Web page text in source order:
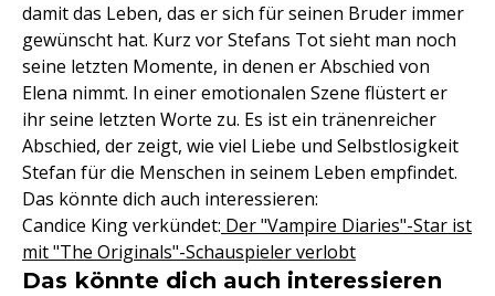
damit das Leben, das er sich für seinen Bruder immer
gewünscht hat. Kurz vor Stefans Tot sieht man noch
seine letzten Momente, in denen er Abschied von
Elena nimmt. In einer emotionalen Szene flüstert er
ihr seine letzten Worte zu. Es ist ein tränenreicher
Abschied, der zeigt, wie viel Liebe und Selbstlosigkeit
Stefan für die Menschen in seinem Leben empfindet.
Das könnte dich auch interessieren:
Candice King verkündet: Der "Vampire Diaries"-Star ist
mit "The Originals"-Schauspieler verlobt
Das könnte dich auch interessieren